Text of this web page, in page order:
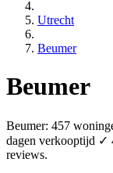
Utrecht
Beumer
Beumer
Beumer: 457
dagen verkooptijd ✓
reviews.